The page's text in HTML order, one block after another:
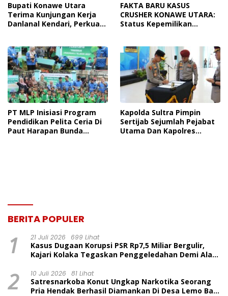
Bupati Konawe Utara
Terima Kunjungan Kerja
Danlanal Kendari, Perkuat
FAKTA BARU KASUS
CRUSHER KONAWE UTARA:
Status Kepemilikan
Tersangka Dr. Ruksamin
Dinilai Prematur
PT MLP Inisiasi Program
Pendidikan Pelita Ceria Di
Paut Harapan Bunda
Kapolda Sultra Pimpin
Sertijab Sejumlah Pejabat
Utama Dan Kapolres
BERITA POPULER
1 21 Juli 2026 699 Lihat
Kasus Dugaan Korupsi PSR Rp7,5 Miliar Bergulir,
Kajari Kolaka Tegaskan Penggeledahan Demi Alat
2 10 Juli 2026 81 Lihat
Satresnarkoba Konut Ungkap Narkotika Seorang
Pria Hendak Berhasil Diamankan Di Desa Lemo Bajo